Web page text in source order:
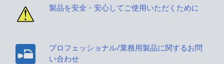
製品を安全・安心してご使用いただくために
プロフェッショナル/業務用製品に関するお問
い合わせ